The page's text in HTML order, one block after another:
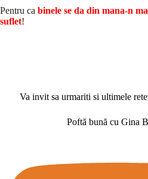
Pentru ca binele se da din mana-n
suflet!
Va invit sa urmariti si ultimele
Poftă bună cu Gina